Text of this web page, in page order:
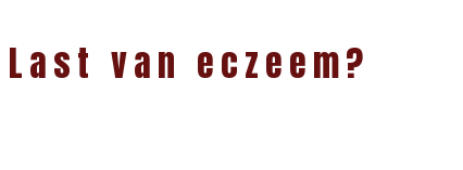
Interacties
Last van eczeem?